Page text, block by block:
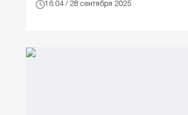
16:04 / 28 сентября 2025